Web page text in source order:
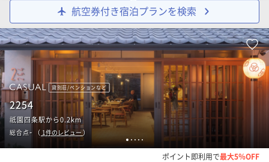
航空券付き宿泊プランを検索
12345
貸別荘/ペンションなど
2254
祇園四条駅から0.2km
総合点- （ 1件のレビュー）
ポイント即利用で最大5％OFF